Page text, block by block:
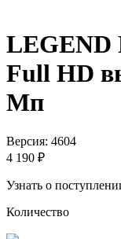
LEGEND
Full HD
Мп
Версия: 4604
4 190 ₽
Узнать о
Количество